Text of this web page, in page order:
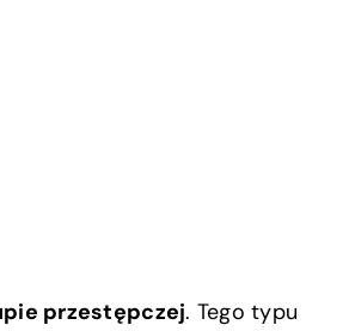
przestępczej. Tego typu